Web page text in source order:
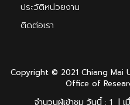
ประวัติหน่วยงาน
ติดต่อเรา
Copyright © 2021 Chiang Mai
Office of
จำนวนผู้เข้าชม วันนี้ : 1 |